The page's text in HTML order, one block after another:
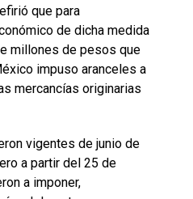
que para
de dicha medida
millones de pesos que
impuso aranceles a
mercancías originarias
vigentes de junio de
a partir del 25 de
a imponer,